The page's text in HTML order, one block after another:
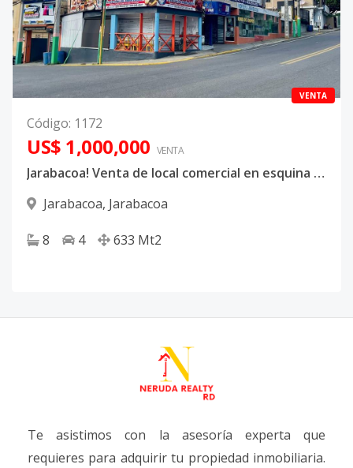
VENTA
Código: 1172
US$ 1,000,000 VENTA
Jarabacoa! Venta de local comercial en esquina céntrica
Jarabacoa, Jarabacoa
8 4 633 Mt2
Te asistimos con la asesoría experta que
requieres para adquirir tu propiedad inmobiliaria.